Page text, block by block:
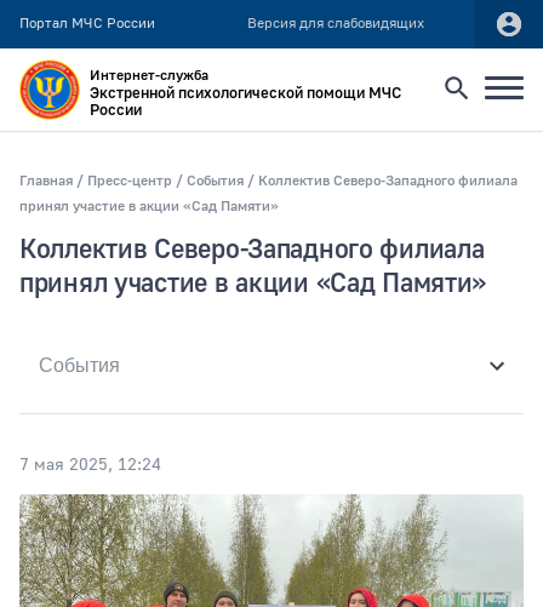
Портал МЧС России Версия для слабовидящих
Искать по:
всей фразе
отдельным словам
Публикация не позднее
Интернет-служба
Экстренной психологической помощи МЧС
России
Главная Пресс-центр События
Коллектив Северо-Западного филиала
принял участие в акции «Сад Памяти»
7 мая 2025, 12:24
Коллектив Северо-Западного филиала
принял участие в акции «Сад Памяти»